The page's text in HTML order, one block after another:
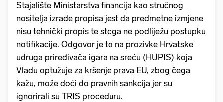
Stajalište Ministarstva financija kao stručnog
nositelja izrade propisa jest da predmetne izmjene
nisu tehnički propis te stoga ne podliježu postupku
notifikacije. Odgovor je to na prozivke Hrvatske
udruga priređivača igara na sreću (HUPIS) koja
Vladu optužuje za kršenje prava EU, zbog čega
kažu, može doći do pravnih sankcija jer su
ignorirali su TRIS proceduru.